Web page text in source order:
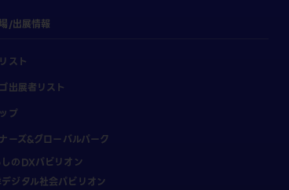
/出展情報
スト
出展者リスト
プ
ーズ&グローバルパーク
のDXパビリオン
ジタル社会パビリオン